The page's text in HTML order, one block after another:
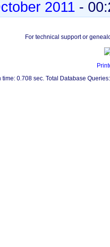
2011 -
For technical support or
time: 0.708 sec. Total Database